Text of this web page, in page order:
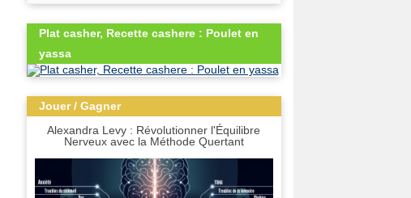
Plat casher, Recette cashere : Poulet en
yassa
Jouer / Gagner
Alexandra Levy : Révolutionner l'Équilibre
Nerveux avec la Méthode Quertant